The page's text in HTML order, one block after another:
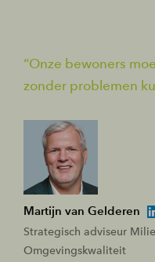
Onze bewoners
zonder problemen
Martijn van Gelderen
Strategisch adviseur
Omgevingskwaliteit